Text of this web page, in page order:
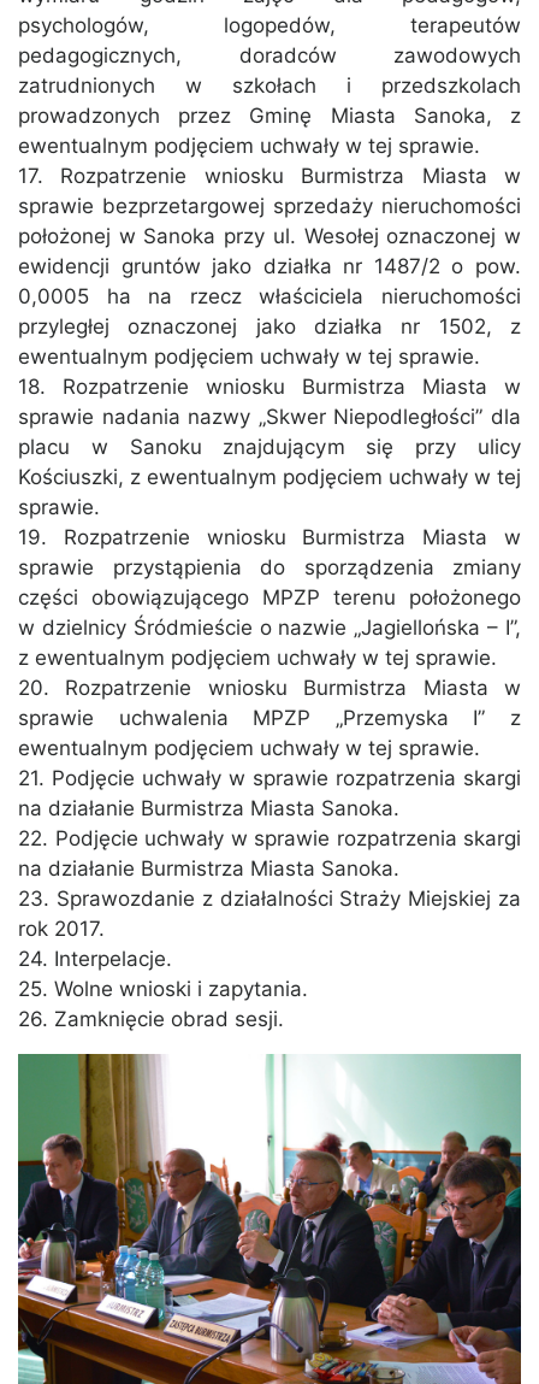
psychologów, logopedów, terapeutów
pedagogicznych, doradców zawodowych
zatrudnionych w szkołach i przedszkolach
prowadzonych przez Gminę Miasta Sanoka, z
ewentualnym podjęciem uchwały w tej sprawie.
17. Rozpatrzenie wniosku Burmistrza Miasta w
sprawie bezprzetargowej sprzedaży nieruchomości
położonej w Sanoka przy ul. Wesołej oznaczonej w
ewidencji gruntów jako działka nr 1487/2 o pow.
0,0005 ha na rzecz właściciela nieruchomości
przyległej oznaczonej jako działka nr 1502, z
ewentualnym podjęciem uchwały w tej sprawie.
18. Rozpatrzenie wniosku Burmistrza Miasta w
sprawie nadania nazwy „Skwer Niepodległości” dla
placu w Sanoku znajdującym się przy ulicy
Kościuszki, z ewentualnym podjęciem uchwały w tej
sprawie.
19. Rozpatrzenie wniosku Burmistrza Miasta w
sprawie przystąpienia do sporządzenia zmiany
części obowiązującego MPZP terenu położonego
w dzielnicy Śródmieście o nazwie „Jagiellońska – I”,
z ewentualnym podjęciem uchwały w tej sprawie.
20. Rozpatrzenie wniosku Burmistrza Miasta w
sprawie uchwalenia MPZP „Przemyska I” z
ewentualnym podjęciem uchwały w tej sprawie.
21. Podjęcie uchwały w sprawie rozpatrzenia skargi
na działanie Burmistrza Miasta Sanoka.
22. Podjęcie uchwały w sprawie rozpatrzenia skargi
na działanie Burmistrza Miasta Sanoka.
23. Sprawozdanie z działalności Straży Miejskiej za
rok 2017.
24. Interpelacje.
25. Wolne wnioski i zapytania.
26. Zamknięcie obrad sesji.